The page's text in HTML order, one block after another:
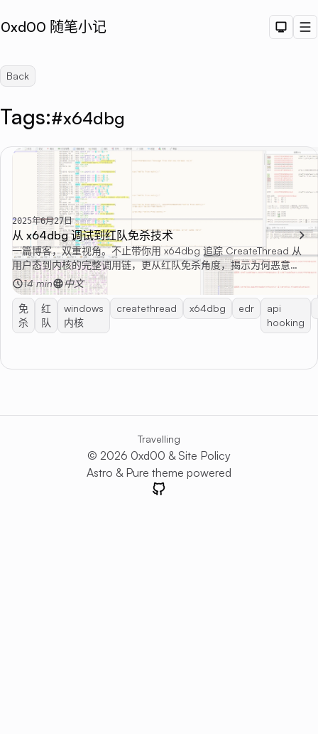
0xd00 随笔小记 Dark
Back
Tags:#x64dbg
2025年6月27日
从 x64dbg 调试到红队免杀技术
一篇博客，双重视角。不止带你用 x64dbg 追踪 CreateThread 从
用户态到内核的完整调用链，更从红队免杀角度，揭示为何恶意软
件偏爱直接调用 ntdll 和 syscall 来绕过 EDR/AV 的 API 钩子。理解
Windows 攻防对抗的底层逻辑。
14 min 中文
免
杀
红
队
windows
内核
createthread x64dbg edr
api
hooking
Travelling
© 2026 0xd00 &Site Policy
Astro & Pure theme powered
GitHub